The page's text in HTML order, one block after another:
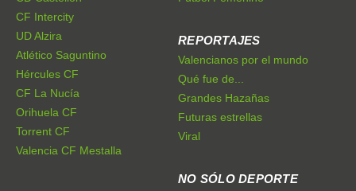
CF Intercity
UD Alzira
Atlético Saguntino
Hércules CF
CF La Nucía
Orihuela CF
Torrent CF
Valencia CF Mestalla
REPORTAJES
Valencianos por el mundo
Qué fue de...
Grandes Hazañas
Futuras estrellas
Viral
NO SÓLO DEPORTE